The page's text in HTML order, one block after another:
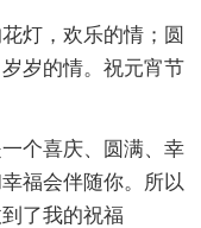
灯，欢乐的情；圆
岁的情。祝元宵节
个喜庆、圆满、幸
福会伴随你。所以
了我的祝福